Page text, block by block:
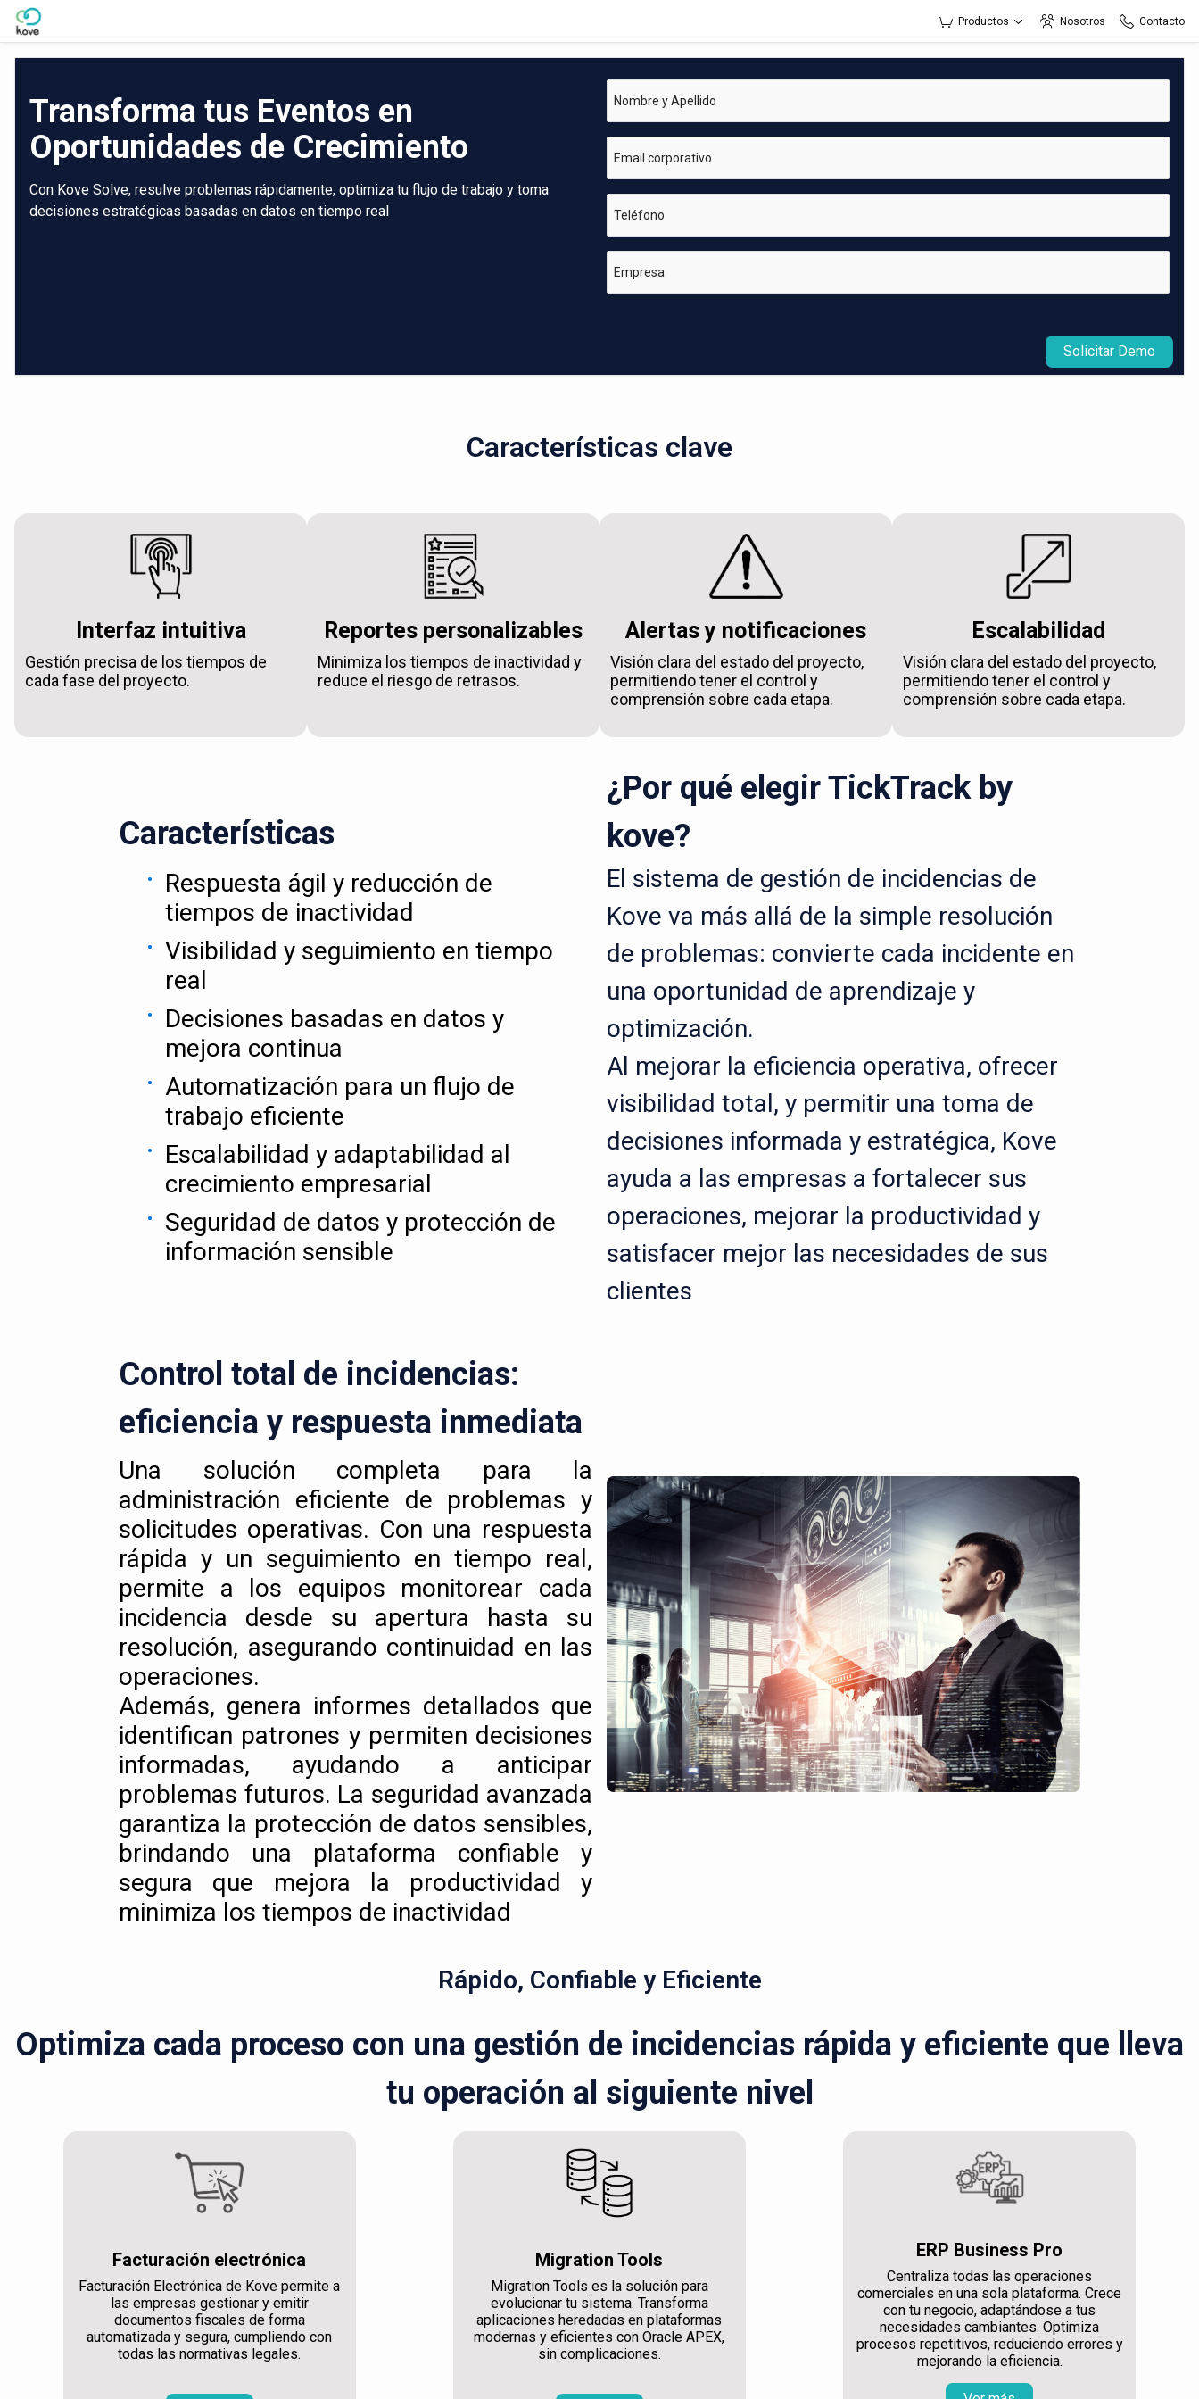
Skip to Main Content
Productos Nosotros Contacto
Transforma tus Eventos en
Oportunidades de Crecimiento
Con Kove Solve, resulve problemas rápidamente, optimiza tu flujo de trabajo y toma
decisiones estratégicas basadas en datos en tiempo real
Nombre y Apellido
Email corporativo
Teléfono
Empresa
Solicitar Demo
Características clave
Interfaz intuitiva
Gestión precisa de los tiempos de
cada fase del proyecto.
Reportes personalizables
Minimiza los tiempos de inactividad y
reduce el riesgo de retrasos.
Alertas y notificaciones
Visión clara del estado del proyecto,
permitiendo tener el control y
comprensión sobre cada etapa.
Escalabilidad
Visión clara del estado del proyecto,
permitiendo tener el control y
comprensión sobre cada etapa.
Características
Respuesta ágil y reducción de
tiempos de inactividad
Visibilidad y seguimiento en tiempo
real
Decisiones basadas en datos y
mejora continua
Automatización para un flujo de
trabajo eficiente
Escalabilidad y adaptabilidad al
crecimiento empresarial
Seguridad de datos y protección de
información sensible
¿Por qué elegir TickTrack by
kove?
El sistema de gestión de incidencias de
Kove va más allá de la simple resolución
de problemas: convierte cada incidente en
una oportunidad de aprendizaje y
optimización.
Al mejorar la eficiencia operativa, ofrecer
visibilidad total, y permitir una toma de
decisiones informada y estratégica, Kove
ayuda a las empresas a fortalecer sus
operaciones, mejorar la productividad y
satisfacer mejor las necesidades de sus
clientes
Control total de incidencias:
eficiencia y respuesta inmediata
Una solución completa para la
administración eficiente de problemas y
solicitudes operativas. Con una respuesta
rápida y un seguimiento en tiempo real,
permite a los equipos monitorear cada
incidencia desde su apertura hasta su
resolución, asegurando continuidad en las
operaciones.
Además, genera informes detallados que
identifican patrones y permiten decisiones
informadas, ayudando a anticipar
problemas futuros. La seguridad avanzada
garantiza la protección de datos sensibles,
brindando una plataforma confiable y
segura que mejora la productividad y
minimiza los tiempos de inactividad
Rápido, Confiable y Eficiente
Optimiza cada proceso con una gestión de incidencias rápida y eficiente que lleva
tu operación al siguiente nivel
Facturación electrónica
Facturación Electrónica de Kove permite a
las empresas gestionar y emitir
documentos fiscales de forma
automatizada y segura, cumpliendo con
todas las normativas legales.
Migration Tools
Migration Tools es la solución para
evolucionar tu sistema. Transforma
aplicaciones heredadas en plataformas
modernas y eficientes con Oracle APEX,
sin complicaciones.
ERP Business Pro
Centraliza todas las operaciones
comerciales en una sola plataforma. Crece
con tu negocio, adaptándose a tus
necesidades cambiantes. Optimiza
procesos repetitivos, reduciendo errores y
mejorando la eficiencia.